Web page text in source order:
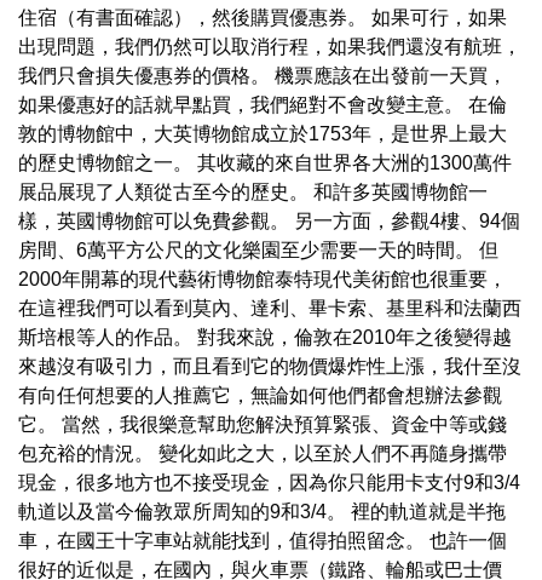
住宿（有書面確認），然後購買優惠券。 如果可行，如果
出現問題，我們仍然可以取消行程，如果我們還沒有航班，
我們只會損失優惠券的價格。 機票應該在出發前一天買，
如果優惠好的話就早點買，我們絕對不會改變主意。 在倫
敦的博物館中，大英博物館成立於1753年，是世界上最大
的歷史博物館之一。 其收藏的來自世界各大洲的1300萬件
展品展現了人類從古至今的歷史。 和許多英國博物館一
樣，英國博物館可以免費參觀。 另一方面，參觀4樓、94個
房間、6萬平方公尺的文化樂園至少需要一天的時間。 但
2000年開幕的現代藝術博物館泰特現代美術館也很重要，
在這裡我們可以看到莫內、達利、畢卡索、基里科和法蘭西
斯培根等人的作品。 對我來說，倫敦在2010年之後變得越
來越沒有吸引力，而且看到它的物價爆炸性上漲，我什至沒
有向任何想要的人推薦它，無論如何他們都會想辦法參觀
它。 當然，我很樂意幫助您解決預算緊張、資金中等或錢
包充裕的情況。 變化如此之大，以至於人們不再隨身攜帶
現金，很多地方也不接受現金，因為你只能用卡支付9和3/4
軌道以及當今倫敦眾所周知的9和3/4。 裡的軌道就是半拖
車，在國王十字車站就能找到，值得拍照留念。 也許一個
很好的近似是，在國內，與火車票（鐵路、輪船或巴士價